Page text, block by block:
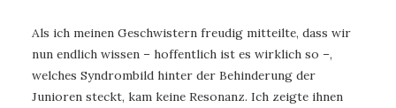
Als ich meinen Geschwistern freudig mitteilte, dass wir
nun endlich wissen – hoffentlich ist es wirklich so –,
welches Syndrombild hinter der Behinderung der
Junioren steckt, kam keine Resonanz. Ich zeigte ihnen